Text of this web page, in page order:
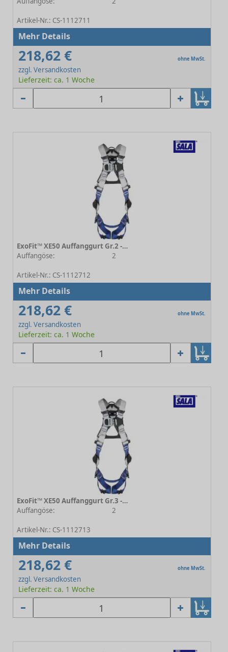
Artikel-Nr.: CS-1112711
Mehr Details
218,62 € ohne MwSt.
zzgl. Versandkosten
Lieferzeit: ca. 1 Woche
ExoFit™ XE50 Auffanggurt Gr.2 - Automatikverschluss
Auffangöse:
2
Artikel-Nr.: CS-1112712
Mehr Details
218,62 € ohne MwSt.
zzgl. Versandkosten
Lieferzeit: ca. 1 Woche
ExoFit™ XE50 Auffanggurt Gr.3 - Automatikverschluss
Auffangöse:
2
Artikel-Nr.: CS-1112713
Mehr Details
218,62 € ohne MwSt.
zzgl. Versandkosten
Lieferzeit: ca. 1 Woche